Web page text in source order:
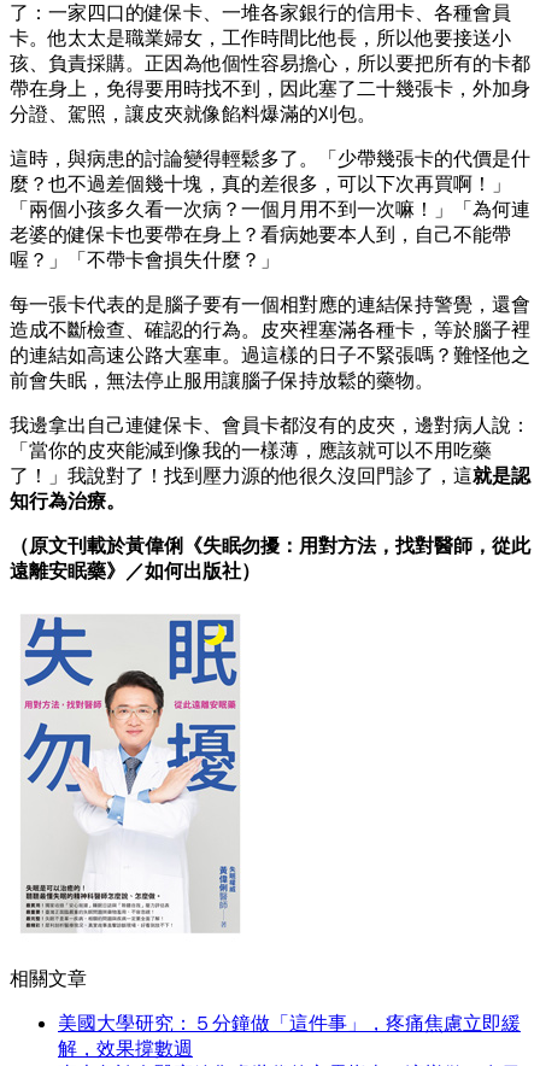
了：一家四口的健保卡、一堆各家銀行的信用卡、各種會員
卡。他太太是職業婦女，工作時間比他長，所以他要接送小
孩、負責採購。正因為他個性容易擔心，所以要把所有的卡都
帶在身上，免得要用時找不到，因此塞了二十幾張卡，外加身
分證、駕照，讓皮夾就像餡料爆滿的刈包。
這時，與病患的討論變得輕鬆多了。「少帶幾張卡的代價是什
麼？也不過差個幾十塊，真的差很多，可以下次再買啊！」
「兩個小孩多久看一次病？一個月用不到一次嘛！」「為何連
老婆的健保卡也要帶在身上？看病她要本人到，自己不能帶
喔？」「不帶卡會損失什麼？」
每一張卡代表的是腦子要有一個相對應的連結保持警覺，還會
造成不斷檢查、確認的行為。皮夾裡塞滿各種卡，等於腦子裡
的連結如高速公路大塞車。過這樣的日子不緊張嗎？難怪他之
前會失眠，無法停止服用讓腦子保持放鬆的藥物。
我邊拿出自己連健保卡、會員卡都沒有的皮夾，邊對病人說：
「當你的皮夾能減到像我的一樣薄，應該就可以不用吃藥
了！」我說對了！找到壓力源的他很久沒回門診了，這就是認
知行為治療。
（原文刊載於黃偉俐《失眠勿擾：用對方法，找對醫師，從此
遠離安眠藥》／如何出版社）
相關文章
美國大學研究：５分鐘做「這件事」，疼痛焦慮立即緩
解，效果撐數週